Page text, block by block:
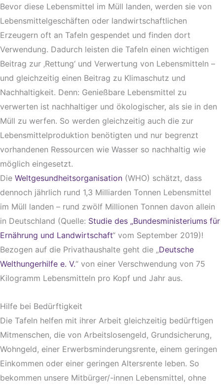
Bevor diese Lebensmittel im Müll landen, werden sie von
Lebensmittelgeschäften oder landwirtschaftlichen
Erzeugern oft an Tafeln gespendet und finden dort
Verwendung. Dadurch leisten die Tafeln einen wichtigen
Beitrag zur ‚Rettung‘ und Verwertung von Lebensmitteln –
und gleichzeitig einen Beitrag zu Klimaschutz und
Nachhaltigkeit. Denn: Genießbare Lebensmittel zu
verwerten ist nachhaltiger und ökologischer, als sie in den
Müll zu werfen. So werden gleichzeitig auch die zur
Lebensmittelproduktion benötigten und nur begrenzt
vorhandenen Ressourcen wie Wasser so nachhaltig wie
möglich eingesetzt.
Die Weltgesundheitsorganisation (WHO) schätzt, dass
dennoch jährlich rund 1,3 Milliarden Tonnen Lebensmittel
im Müll landen – rund zwölf Millionen Tonnen davon allein
in Deutschland (Quelle: Studie des „Bundesministeriums für
Ernährung und Landwirtschaft“ vom September 2019)!
Bezogen auf die Privathaushalte geht die „Deutsche
Welthungerhilfe e. V.“ von einer Verschwendung von 75
Kilogramm Lebensmitteln pro Kopf und Jahr aus.
Hilfe bei Bedürftigkeit
Die Tafeln helfen mit ihrer Arbeit gleichzeitig bedürftigen
Mitmenschen, die von Arbeitslosengeld, Grundsicherung,
Wohngeld, einer Erwerbsminderungsrente, einem geringen
Einkommen oder einer geringen Altersrente leben. So
bekommen unsere Mitbürger/-innen Lebensmittel, ohne